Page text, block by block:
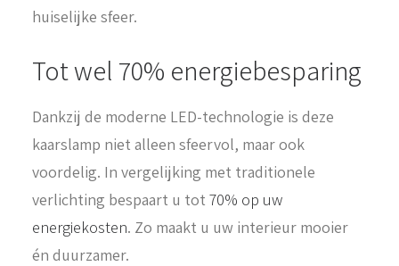
huiselijke sfeer.
Tot wel 70% energiebesparing
Dankzij de moderne LED-technologie is deze
kaarslamp niet alleen sfeervol, maar ook
voordelig. In vergelijking met traditionele
verlichting bespaart u tot 70% op uw
energiekosten. Zo maakt u uw interieur mooier
én duurzamer.